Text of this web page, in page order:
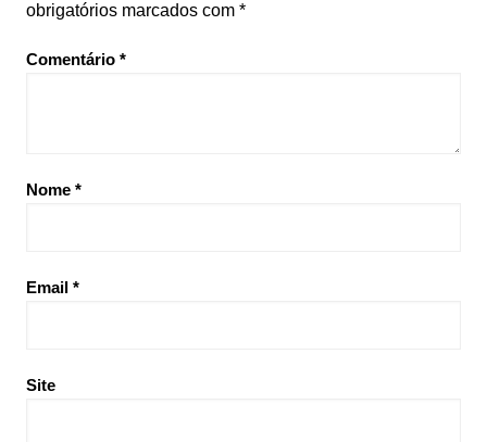
obrigatórios marcados com *
Comentário *
Nome *
Email *
Site